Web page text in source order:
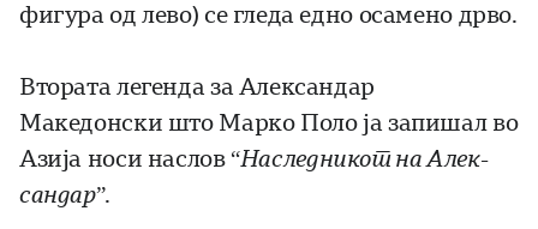
фигура од лево) се гледа едно осамено дрво.
Втората легенда за Александар
Македонски што Марко Поло ја запишал во
Азија носи наслов “Наследникот на Алек­
сандар”.